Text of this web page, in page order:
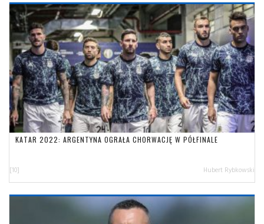
KATAR 2022: ARGENTYNA OGRAŁA CHORWACJĘ W PÓŁFINALE
[10] Hubert Rybkowski